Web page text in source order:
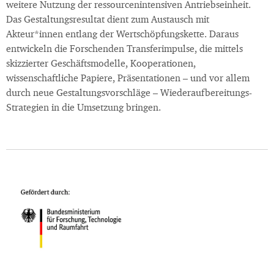
weitere Nutzung der ressourcenintensiven Antriebseinheit.
Das Gestaltungsresultat dient zum Austausch mit
Akteur*innen entlang der Wertschöpfungskette. Daraus
entwickeln die Forschenden Transferimpulse, die mittels
skizzierter Geschäftsmodelle, Kooperationen,
wissenschaftliche Papiere, Präsentationen – und vor allem
durch neue Gestaltungsvorschläge – Wiederaufbereitungs-
Strategien in die Umsetzung bringen.